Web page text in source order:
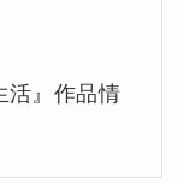
活』作品情